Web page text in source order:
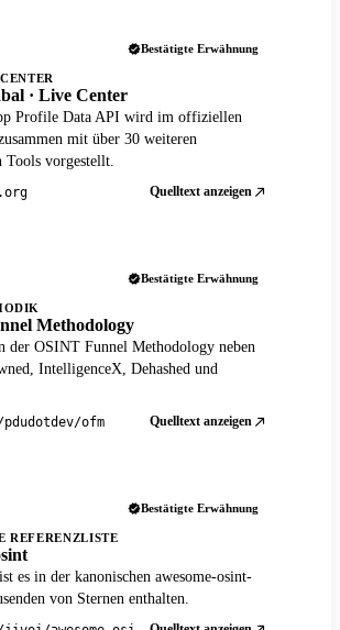
Bestätigte Erwähnung
· Live Center
Profile Data API wird im offiziellen
mit über 30 weiteren
Tools vorgestellt.
Quelltext anzeigen
Bestätigte Erwähnung
Methodology
der OSINT Funnel Methodology neben
IntelligenceX, Dehashed und
ofm Quelltext anzeigen
Bestätigte Erwähnung
REFERENZLISTE
es in der kanonischen awesome-osint-
von Sternen enthalten.